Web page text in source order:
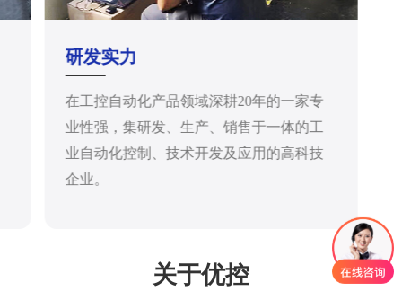
研发实力
在工控自动化产品领域深耕20年的一家专
业性强，集研发、生产、销售于一体的工
业自动化控制、技术开发及应用的高科技
企业。
关于优控